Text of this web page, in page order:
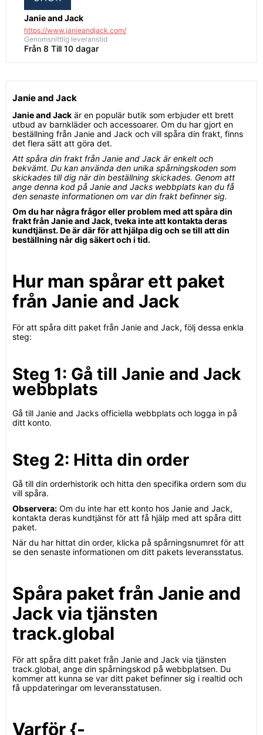
Janie and Jack
https://www.janieandjack.com/
Genomsnittlig leveranstid
Från 8 Till 10 dagar
Janie and Jack
Janie and Jack är en populär butik som erbjuder ett brett
utbud av barnkläder och accessoarer. Om du har gjort en
beställning från Janie and Jack och vill spåra din frakt, finns
det flera sätt att göra det.
Att spåra din frakt från Janie and Jack är enkelt och
bekvämt. Du kan använda den unika spårningskoden som
skickades till dig när din beställning skickades. Genom att
ange denna kod på Janie and Jacks webbplats kan du få
den senaste informationen om var din frakt befinner sig.
Om du har några frågor eller problem med att spåra din
frakt från Janie and Jack, tveka inte att kontakta deras
kundtjänst. De är där för att hjälpa dig och se till att din
beställning når dig säkert och i tid.
Hur man spårar ett paket
från Janie and Jack
För att spåra ditt paket från Janie and Jack, följ dessa enkla
steg:
Steg 1: Gå till Janie and Jack
webbplats
Gå till Janie and Jacks officiella webbplats och logga in på
ditt konto.
Steg 2: Hitta din order
Gå till din orderhistorik och hitta den specifika ordern som du
vill spåra.
Observera: Om du inte har ett konto hos Janie and Jack,
kontakta deras kundtjänst för att få hjälp med att spåra ditt
paket.
När du har hittat din order, klicka på spårningsnumret för att
se den senaste informationen om ditt pakets leveransstatus.
Spåra paket från Janie and
Jack via tjänsten
track.global
För att spåra ditt paket från Janie and Jack via tjänsten
track.global, ange din spårningskod på webbplatsen. Du
kommer att kunna se var ditt paket befinner sig i realtid och
få uppdateringar om leveransstatusen.
Varför {-